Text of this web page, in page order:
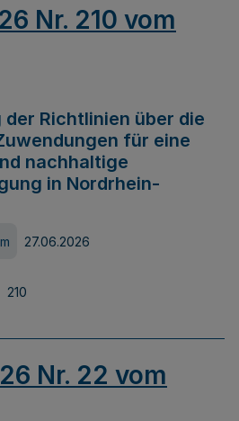
Nr. 210 vom
Richtlinien über die
für eine
nachhaltige
in Nordrhein-
27.06.2026
210
Nr. 22 vom